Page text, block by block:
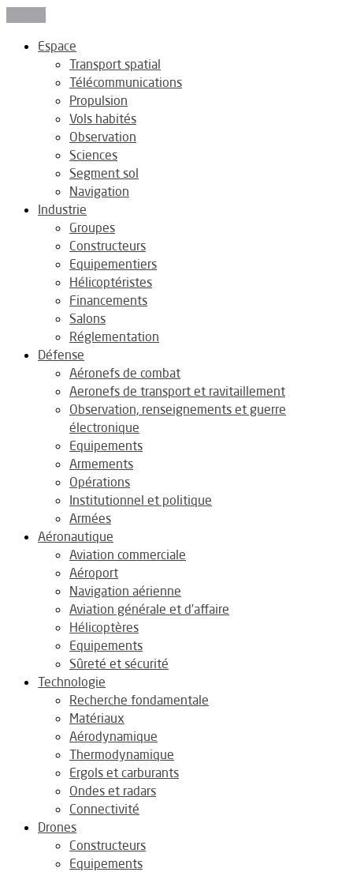
Espace
Transport spatial
Télécommunications
Propulsion
Vols habités
Observation
Sciences
Segment sol
Navigation
Industrie
Groupes
Constructeurs
Equipementiers
Hélicoptéristes
Financements
Salons
Réglementation
Défense
Aéronefs de combat
Aeronefs de transport et ravitaillement
Observation, renseignements et guerre
électronique
Equipements
Armements
Opérations
Institutionnel et politique
Armées
Aéronautique
Aviation commerciale
Aéroport
Navigation aérienne
Aviation générale et d’affaire
Hélicoptères
Equipements
Sûreté et sécurité
Technologie
Recherche fondamentale
Matériaux
Aérodynamique
Thermodynamique
Ergols et carburants
Ondes et radars
Connectivité
Drones
Constructeurs
Equipements